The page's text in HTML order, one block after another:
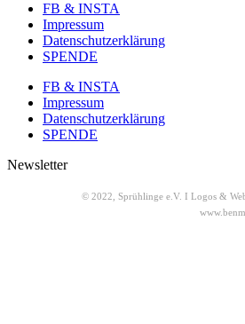
FB & INSTA
Impressum
Datenschutzerklärung
SPENDE
FB & INSTA
Impressum
Datenschutzerklärung
SPENDE
Newsletter
© 2022, Sprühlinge e.V. I Logos &